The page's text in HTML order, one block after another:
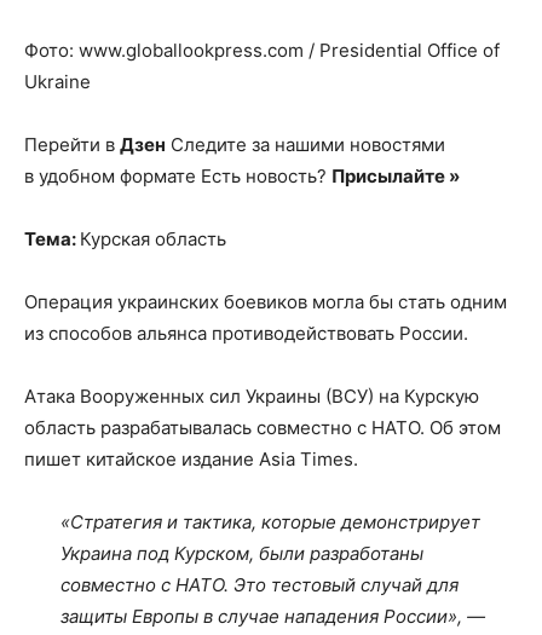
Фото: www.globallookpress.com / Presidential Office of
Ukraine
Перейти в Дзен Следите за нашими новостями
в удобном формате Есть новость? Присылайте »
Тема: Курская область
Операция украинских боевиков могла бы стать одним
из способов альянса противодействовать России.
Атака Вооруженных сил Украины (ВСУ) на Курскую
область разрабатывалась совместно с НАТО. Об этом
пишет китайское издание Asia Times.
«Стратегия и тактика, которые демонстрирует
Украина под Курском, были разработаны
совместно с НАТО. Это тестовый случай для
защиты Европы в случае нападения России», —